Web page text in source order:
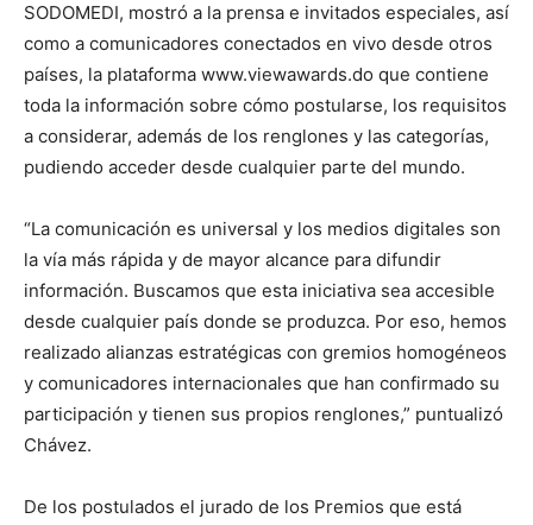
SODOMEDI, mostró a la prensa e invitados especiales, así
como a comunicadores conectados en vivo desde otros
países, la plataforma www.viewawards.do que contiene
toda la información sobre cómo postularse, los requisitos
a considerar, además de los renglones y las categorías,
pudiendo acceder desde cualquier parte del mundo.
“La comunicación es universal y los medios digitales son
la vía más rápida y de mayor alcance para difundir
información. Buscamos que esta iniciativa sea accesible
desde cualquier país donde se produzca. Por eso, hemos
realizado alianzas estratégicas con gremios homogéneos
y comunicadores internacionales que han confirmado su
participación y tienen sus propios renglones,” puntualizó
Chávez.
De los postulados el jurado de los Premios que está